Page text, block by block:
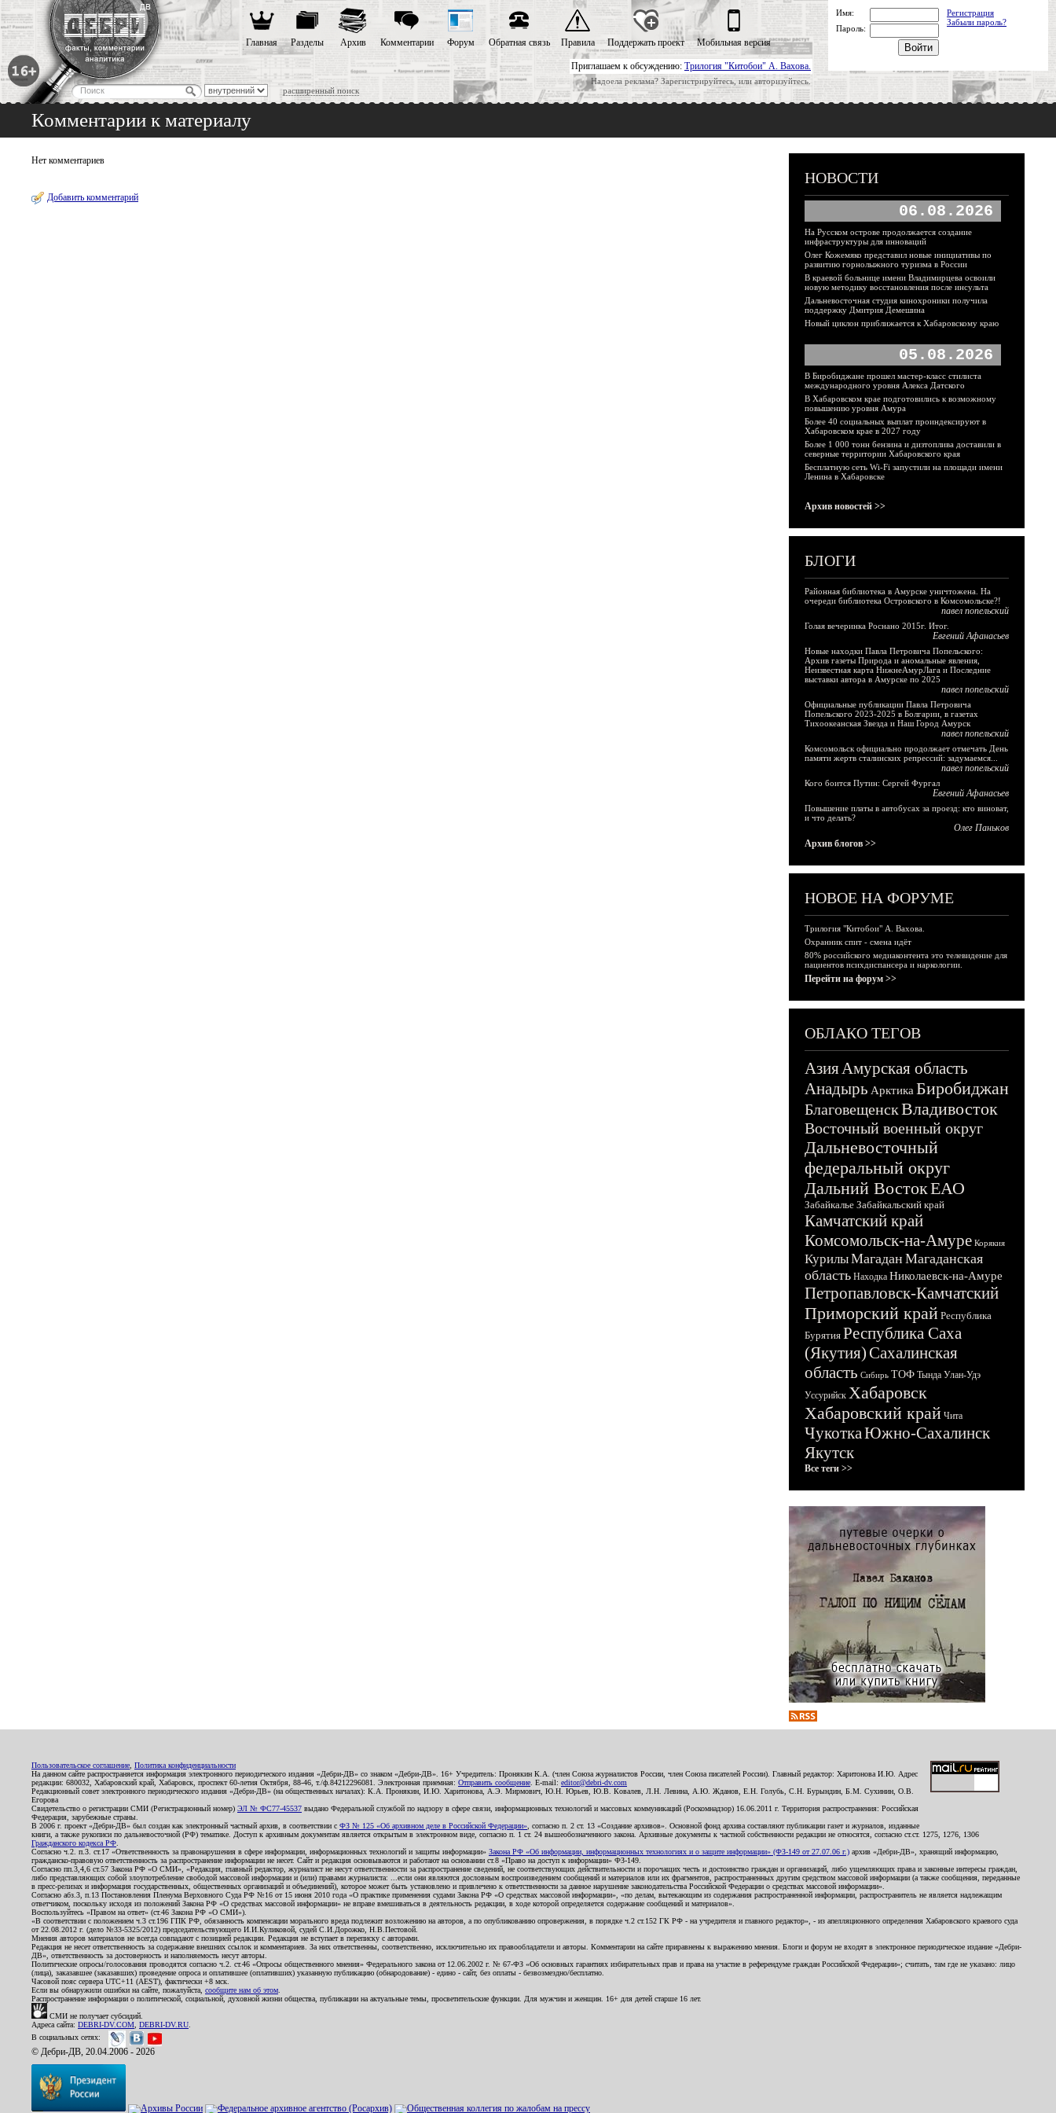
Приглашаем к обсуждению: Трилогия "Китобои" А. Вахова.
Надоела реклама? Зарегистрируйтесь, или авторизуйтесь.
расширенный поиск
Главная Разделы Архив Комментарии Форум Обратная связь Правила Поддержать проект Мобильная версия
Имя:
Регистрация
Забыли пароль?
Пароль:
Комментарии к материалу
Нет комментариев
Добавить комментарий
НОВОСТИ
06.08.2026
На Русском острове продолжается создание
инфраструктуры для инноваций
Олег Кожемяко представил новые инициативы по
развитию горнолыжного туризма в России
В краевой больнице имени Владимирцева освоили
новую методику восстановления после инсульта
Дальневосточная студия кинохроники получила
поддержку Дмитрия Демешина
Новый циклон приближается к Хабаровскому краю
05.08.2026
В Биробиджане прошел мастер-класс стилиста
международного уровня Алекса Датского
В Хабаровском крае подготовились к возможному
повышению уровня Амура
Более 40 социальных выплат проиндексируют в
Хабаровском крае в 2027 году
Более 1 000 тонн бензина и дизтоплива доставили в
северные территории Хабаровского края
Бесплатную сеть Wi-Fi запустили на площади имени
Ленина в Хабаровске
Архив новостей >>
БЛОГИ
Районная библиотека в Амурске уничтожена. На
очереди библиотека Островского в Комсомольске?!
павел попельский
Голая вечеринка Роснано 2015г. Итог.
Евгений Афанасьев
Новые находки Павла Петровича Попельского:
Архив газеты Природа и аномальные явления,
Неизвестная карта НижнеАмурЛага и Последние
выставки автора в Амурске по 2025
павел попельский
Официальные публикации Павла Петровича
Попельского 2023-2025 в Болгарии, в газетах
Тихоокеанская Звезда и Наш Город Амурск
павел попельский
Комсомольск официально продолжает отмечать День
памяти жертв сталинских репрессий: задумаемся...
павел попельский
Кого боится Путин: Сергей Фургал
Евгений Афанасьев
Повышение платы в автобусах за проезд: кто виноват,
и что делать?
Олег Паньков
Архив блогов >>
НОВОЕ НА ФОРУМЕ
Трилогия "Китобои" А. Вахова.
Охранник спит - смена идёт
80% российского медиаконтента это телевидение для
пациентов психдиспансера и наркологии.
Перейти на форум >>
ОБЛАКО ТЕГОВ
АзияАмурская область
Анадырь Арктика Биробиджан
БлаговещенскВладивосток
Восточный военный округ
Дальневосточный
федеральный округ
Дальний ВостокЕАО
Забайкалье Забайкальский край
Камчатский край
Комсомольск-на-Амуре Корякия
КурилыМагадан Магаданская
область Находка Николаевск-на-Амуре
Петропавловск-Камчатский
Приморский край Республика
Бурятия Республика Саха
(Якутия)Сахалинская
область Сибирь ТОФ Тында Улан-Удэ
Уссурийск Хабаровск
Хабаровский край Чита
ЧукоткаЮжно-Сахалинск
Якутск
Все теги >>
Пользовательское соглашение Политика конфиденциальности
На данном сайте распространяется информация электронного периодического издания «Дебри-ДВ» со знаком «Дебри-ДВ». 16+ Учредитель: Пронякин К.А. (член Союза журналистов России, член Союза писателей России). Главный редактор: Харитонова И.Ю. Адрес
редакции: 680032, Хабаровский край, Хабаровск, проспект 60-летия Октября, 88-46, т./ф.84212296081. Электронная приемная: Отправить сообщение . E-mail: editor@debri-dv.com
Редакционный совет электронного периодического издания «Дебри-ДВ» (на общественных началах): К.А. Пронякин, И.Ю. Харитонова, А.Э. Мирмович, Ю.Н. Юрьев, Ю.В. Ковалев, Л.Н. Левина, А.Ю. Жданов, Е.Н. Голубь, С.Н. Бурындин, Б.М. Сухинин, О.В.
Егорова
Свидетельство о регистрации СМИ (Регистрационный номер) ЭЛ № ФС77-45537 выдано Федеральной службой по надзору в сфере связи, информационных технологий и массовых коммуникаций (Роскомнадзор) 16.06.2011 г. Территория распространения: Российская
Федерация, зарубежные страны.
В 2006 г. проект «Дебри-ДВ» был создан как электронный частный архив, в соответствии с ФЗ № 125 «Об архивном деле в Российской Федерации» , согласно п. 2 ст. 13 «Создание архивов». Основной фонд архива составляют публикации газет и журналов, изданные
книги, а также рукописи по дальневосточной (РФ) тематике. Доступ к архивным документам является открытым в электронном виде, согласно п. 1 ст. 24 вышеобозначенного закона. Архивные документы к частной собственности редакции не относятся, согласно ст.ст. 1275, 1276, 1306
Гражданского кодекса РФ
Согласно ч.2. п.3. ст.17 «Ответственность за правонарушения в сфере информации, информационных технологий и защиты информации» Закона РФ «Об информации, информационных технологиях и о защите информации» (ФЗ-149 от 27.07.06 г.) архив «Дебри-ДВ», хранящий информацию,
гражданско-правовую ответственность за распространение информации не несет. Сайт и редакция основываются и работают на основании ст.8 «Право на доступ к информации» ФЗ-149.
Согласно пп.3,4,6 ст.57 Закона РФ «О СМИ», «Редакция, главный редактор, журналист не несут ответственности за распространение сведений, не соответствующих действительности и порочащих честь и достоинство граждан и организаций, либо ущемляющих права и законные интересы граждан,
либо представляющих собой злоупотребление свободой массовой информации и (или) правами журналиста: ...если они являются дословным воспроизведением сообщений и материалов или их фрагментов, распространенных другим средством массовой информации (а также сообщения, переданные
в пресс-релизах и информация государственных, общественных организаций и объединений), которое может быть установлено и привлечено к ответственности за данное нарушение законодательства Российской Федерации о средствах массовой информации».
Согласно абз.3, п.13 Постановления Пленума Верховного Суда РФ №16 от 15 июня 2010 года «О практике применения судами Закона РФ «О средствах массовой информации», «по делам, вытекающим из содержания распространенной информации, распространитель не является надлежащим
ответчиком, поскольку исходя из положений Закона РФ «О средствах массовой информации» не вправе вмешиваться в деятельность редакции, в ходе которой определяется содержание сообщений и материалов».
Воспользуйтесь «Правом на ответ» (ст.46 Закона РФ «О СМИ»).
«В соответствии с положением ч.3 ст.196 ГПК РФ, обязанность компенсации морального вреда подлежит возложению на авторов, а по опубликованию опровержения, в порядке ч.2 ст.152 ГК РФ - на учредителя и главного редактор», - из апелляционного определения Хабаровского краевого суда
от 22.08.2012 г. (дело №33-5325/2012) председательствующего И.И.Куликовой, судей С.И.Дорожко, Н.В.Пестовой.
Мнения авторов материалов не всегда совпадают с позицией редакции. Редакция не вступает в переписку с авторами.
Редакция не несет ответственность за содержание внешних ссылок и комментариев. За них ответственны, соответственно, исключительно их правообладатели и авторы. Комментарии на сайте приравнены к выражению мнения. Блоги и форум не входят в электронное периодическое издание «Дебри-
ДВ», ответственность за достоверность и наполняемость несут авторы.
Политические опросы/голосования проводятся согласно ч.2. ст.46 «Опросы общественного мнения» Федерального закона от 12.06.2002 г. № 67-ФЗ «Об основных гарантиях избирательных прав и права на участие в референдуме граждан Российской Федерации»; считать, там где не указано: лицо
(лица), заказавшее (заказавших) проведение опроса и оплатившее (оплативших) указанную публикацию (обнародование) - едино - сайт, без оплаты - безвозмездно/бесплатно.
Часовой пояс сервера UTC+11 (AEST), фактически +8 мск.
Если вы обнаружили ошибки на сайте, пожалуйста, сообщите нам об этом
Распространение информации о политической, социальной, духовной жизни общества, публикации на актуальные темы, просветительские функции. Для мужчин и женщин. 16+ для детей старше 16 лет.
СМИ не получает субсидий.
Адреса сайта: DEBRI-DV.COM DEBRI-DV.RU
В социальных сетях:
© Дебри-ДВ, 20.04.2006 - 2026